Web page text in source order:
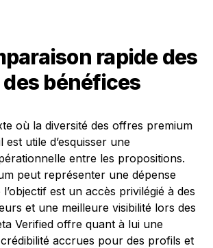
rapide des
bénéfices
où la diversité des offres premium
est utile d’esquisser une
entre les propositions.
peut représenter une dépense
est un accès privilégié à des
et une meilleure visibilité lors des
Verified offre quant à lui une
accrues pour des profils et